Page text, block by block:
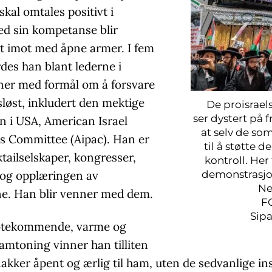
De
ser dystert på
at selv de
til å støtte
kontroll. Her
omtales positivt i
sin kompetanse blir
imot med åpne armer. I fem
han blant lederne i
med formål om å forsvare
inkludert den mektige
i USA, American Israel
Committee (Aipac). Han er
kongresser,
opplæringen av
Han blir venner med dem.
varme og
vinner han tilliten
åpent og ærlig til ham, uten de sedvanlige